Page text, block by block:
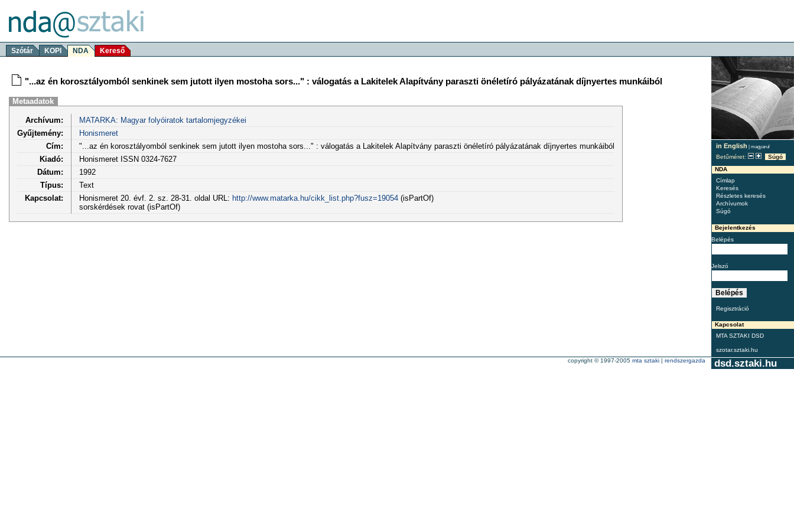
Szótár KOPI NDA Kereső
in English | magyarul
Betűméret:
Súgó
NDA
Címlap
Keresés
Részletes keresés
Archívumok
Súgó
Bejelentkezés
Belépés
Jelszó
Regisztráció
Kapcsolat
MTA SZTAKI DSD
szotar.sztaki.hu
"...az én korosztályomból senkinek sem jutott ilyen mostoha sors..." : válogatás a Lakitelek Alapítvány paraszti önéletíró pályázatának díjnyertes munkáiból
Metaadatok
Archívum:
MATARKA: Magyar folyóiratok tartalomjegyzékei
Gyűjtemény:
Honismeret
Cím:
"...az én korosztályomból senkinek sem jutott ilyen mostoha sors..." : válogatás a Lakitelek Alapítvány paraszti önéletíró pályázatának díjnyertes munkáiból
Kiadó:
Honismeret ISSN 0324-7627
Dátum:
1992
Típus:
Text
Kapcsolat:
Honismeret 20. évf. 2. sz. 28-31. oldal URL: http://www.matarka.hu/cikk_list.php?fusz=19054(isPartOf)
sorskérdések rovat (isPartOf)
dsd.sztaki.hu
copyright © 1997-2005 mta sztaki | rendszergazda